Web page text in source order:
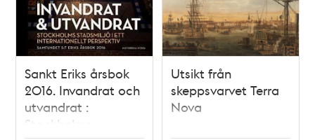
Sankt Eriks årsbok
2016. Invandrat och
utvandrat :
Stockholms
Utsikt från
skeppsvarvet Terra
Nova